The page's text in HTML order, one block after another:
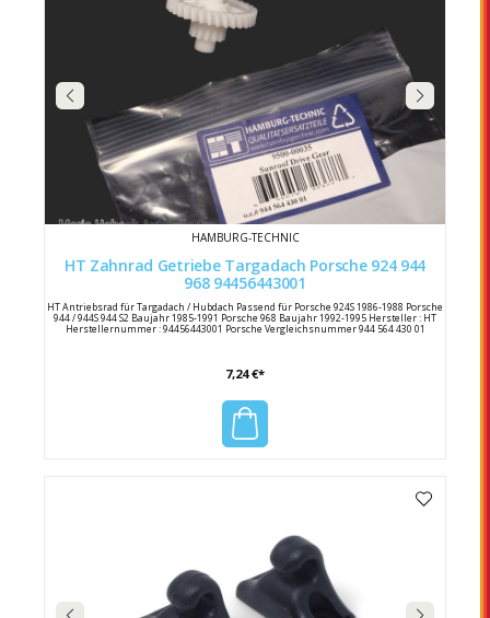
HAMBURG-TECHNIC
HT Zahnrad Getriebe Targadach Porsche 924 944
968 94456443001
HT Antriebsrad für Targadach / Hubdach Passend für Porsche 924S 1986-1988 Porsche
944 / 944S 944 S2 Baujahr 1985-1991 Porsche 968 Baujahr 1992-1995 Hersteller : HT
Herstellernummer : 94456443001 Porsche Vergleichsnummer 944 564 430 01
7,24 €*